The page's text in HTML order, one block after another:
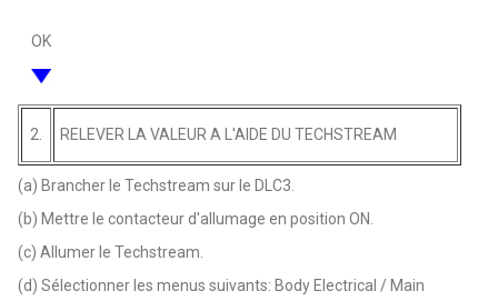
OK
2. RELEVER LA VALEUR A L'AIDE DU TECHSTREAM
(a) Brancher le Techstream sur le DLC3.
(b) Mettre le contacteur d'allumage en position ON.
(c) Allumer le Techstream.
(d) Sélectionner les menus suivants: Body Electrical / Main